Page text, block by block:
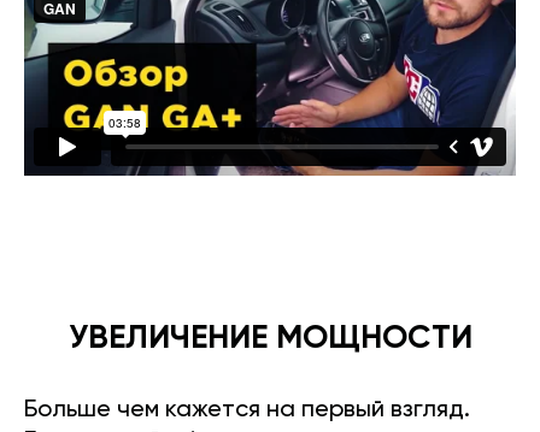
УВЕЛИЧЕНИЕ МОЩНОСТИ
Больше чем кажется на первый взгляд.